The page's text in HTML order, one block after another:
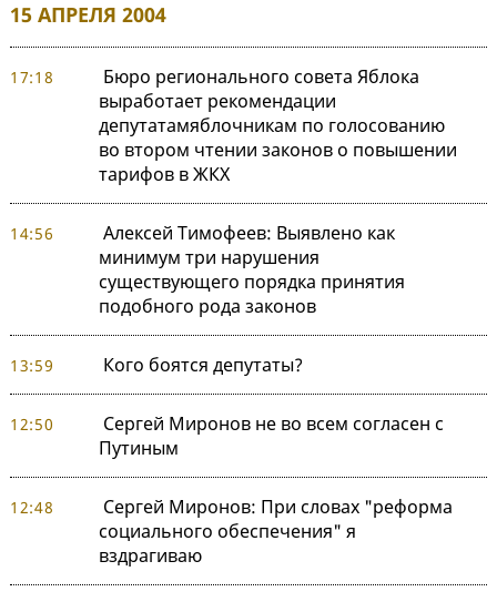
15 АПРЕЛЯ 2004
17:18
Бюро регионального совета Яблока
выработает рекомендации
депутатамяблочникам по голосованию
во втором чтении законов о повышении
тарифов в ЖКХ
14:56
Алексей Тимофеев: Выявлено как
минимум три нарушения
существующего порядка принятия
подобного рода законов
13:59 Кого боятся депутаты?
12:50
Сергей Миронов не во всем согласен с
Путиным
12:48
Сергей Миронов: При словах "реформа
социального обеспечения" я
вздрагиваю